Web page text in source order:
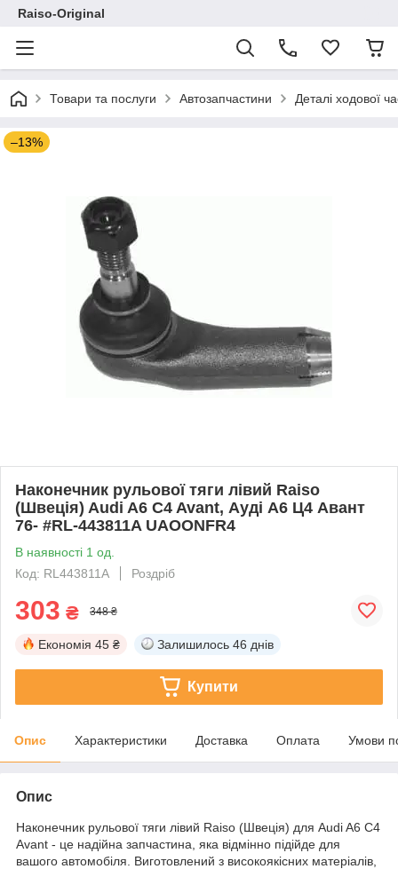
Raiso-Original
Товари та послуги Автозапчастини Деталі ходової
–13%
Наконечник рульової тяги лівий Raiso
(Швеція) Audi A6 C4 Avant, Ауді A6 Ц4 Авант
76- #RL-443811A UAOONFR4
В наявності 1 од.
Код: RL443811A
Роздріб
303 ₴ 348 ₴
Економія 45 ₴ Залишилось 46 днів
Купити
Опис Характеристики Доставка Оплата Умови
Опис
Наконечник рульової тяги лівий Raiso (Швеція) для Audi A6 C4
Avant - це надійна запчастина, яка відмінно підійде для
вашого автомобіля. Виготовлений з високоякісних матеріалів,